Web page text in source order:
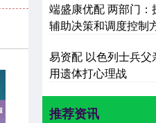
端盛康优配 两部门
辅助决策和调度控制
易资配 以色列士兵父
用遗体打心理战
推荐资讯